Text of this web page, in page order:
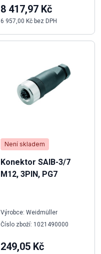
8 417,97 Kč
6 957,00 Kč bez DPH
Není skladem
Konektor SAIB-3/7
M12, 3PIN, PG7
Výrobce: Weidmüller
Číslo zboží: 1021490000
249,05 Kč